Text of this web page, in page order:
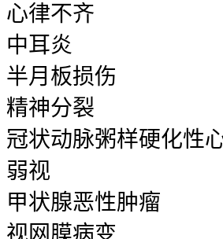
心律不齐
中耳炎
半月板损伤
精神分裂
冠状动脉粥样硬化性
弱视
甲状腺恶性肿瘤
视网膜病变